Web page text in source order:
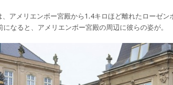
アメリエンボー宮殿から1.4キロほど離れたローゼン
になると、アメリエンボー宮殿の周辺に彼らの姿が。